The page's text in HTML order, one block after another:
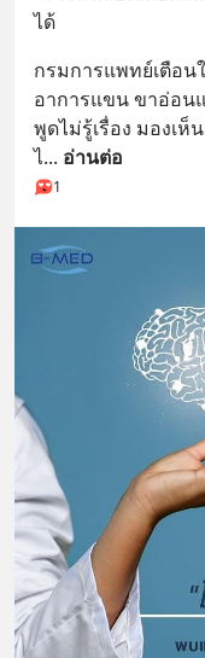
ได้
กรมการแพทย์เตือ
อาการแขน ขาอ่อน
พูดไม่รู้เรื่อง มองเ
ไ... อ่านต่อ
1